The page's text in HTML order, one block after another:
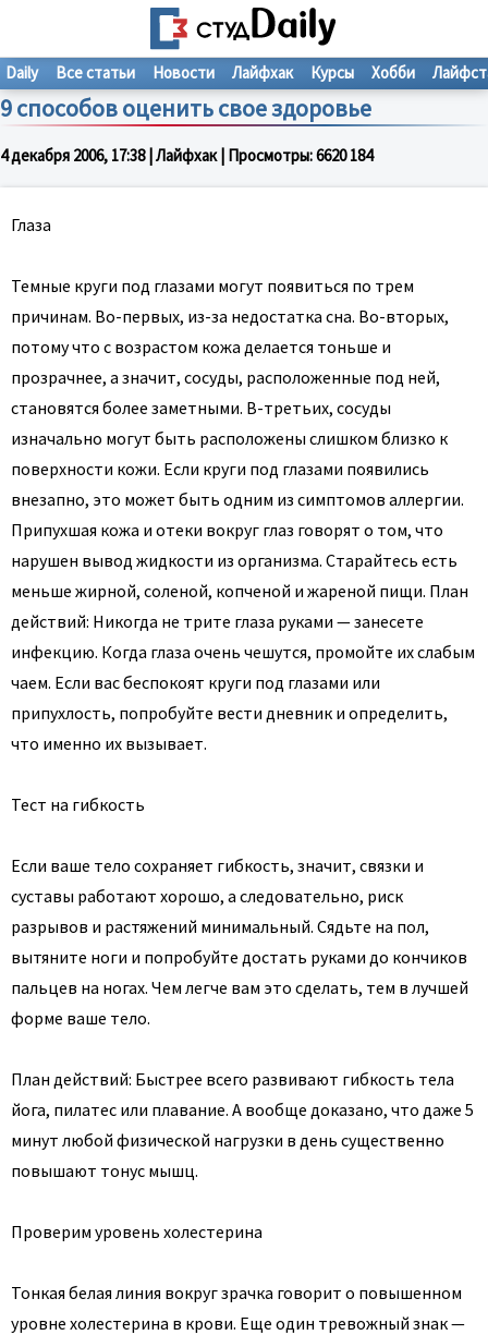
9 способов оценить свое здоровье
4 декабря 2006, 17:38| Лайфхак | Просмотры:6620 184
Daily Все статьи Новости Лайфхак Курсы Хобби
Глаза
Темные круги под глазами могут появиться по трем
причинам. Во-первых, из-за недостатка сна. Во-вторых,
потому что с возрастом кожа делается тоньше и
прозрачнее, а значит, сосуды, расположенные под ней,
становятся более заметными. В-третьих, сосуды
изначально могут быть расположены слишком близко к
поверхности кожи. Если круги под глазами появились
внезапно, это может быть одним из симптомов аллергии.
Припухшая кожа и отеки вокруг глаз говорят о том, что
нарушен вывод жидкости из организма. Старайтесь есть
меньше жирной, соленой, копченой и жареной пищи. План
действий: Никогда не трите глаза руками — занесете
инфекцию. Когда глаза очень чешутся, промойте их слабым
чаем. Если вас беспокоят круги под глазами или
припухлость, попробуйте вести дневник и определить,
что именно их вызывает.
Тест на гибкость
Если ваше тело сохраняет гибкость, значит, связки и
суставы работают хорошо, а следовательно, риск
разрывов и растяжений минимальный. Сядьте на пол,
вытяните ноги и попробуйте достать руками до кончиков
пальцев на ногах. Чем легче вам это сделать, тем в лучшей
форме ваше тело.
План действий: Быстрее всего развивают гибкость тела
йога, пилатес или плавание. А вообще доказано, что даже 5
минут любой физической нагрузки в день существенно
повышают тонус мышц.
Проверим уровень холестерина
Тонкая белая линия вокруг зрачка говорит о повышенном
уровне холестерина в крови. Еще один тревожный знак —